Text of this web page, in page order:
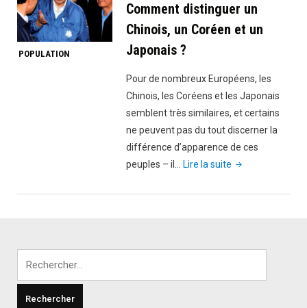
POPULATION
Comment distinguer un
Chinois, un Coréen et un
Japonais ?
Pour de nombreux Européens, les
Chinois, les Coréens et les Japonais
semblent très similaires, et certains
ne peuvent pas du tout discerner la
différence d’apparence de ces
peuples – il…
Lire la suite "Comment
un
Coréen
un